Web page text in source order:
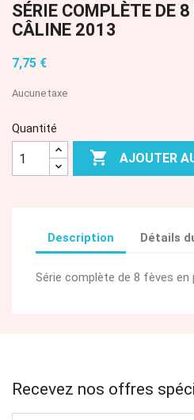
SÉRIE COMPLÈTE DE
CÂLINE 2013
7,75 €
Aucune taxe
Quantité
 AJOUTER
Description Détails
Série complète de 8 fèves en
Recevez nos offres